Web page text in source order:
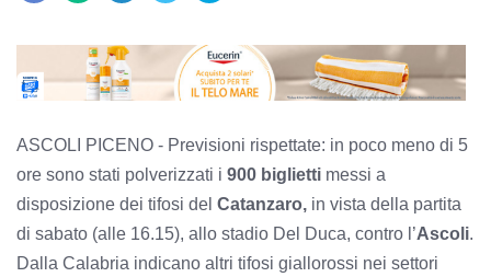
ASCOLI PICENO - Previsioni rispettate: in poco meno di 5
ore sono stati polverizzati i 900 biglietti messi a
disposizione dei tifosi del Catanzaro, in vista della partita
di sabato (alle 16.15), allo stadio Del Duca, contro l’Ascoli.
Dalla Calabria indicano altri tifosi giallorossi nei settori